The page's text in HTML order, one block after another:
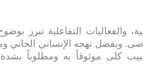
والفعاليات التفاعلية تبرز
وبفضل نهجه الإنساني الحاني
كلى موثوقاً به ومطلوباً